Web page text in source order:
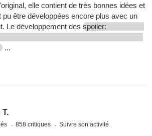
elle contient de très bonnes idées et
pu être développées encore plus avec un
Le développement des spoiler:
...
858 critiques Suivre son activité